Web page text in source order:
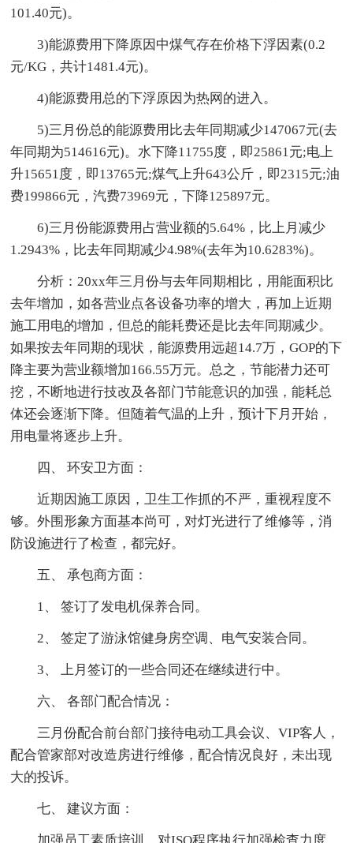
101.40元)。
3)能源费用下降原因中煤气存在价格下浮因素(0.2
元/KG，共计1481.4元)。
4)能源费用总的下浮原因为热网的进入。
5)三月份总的能源费用比去年同期减少147067元(去
年同期为514616元)。水下降11755度，即25861元;电上
升15651度，即13765元;煤气上升643公斤，即2315元;油
费199866元，汽费73969元，下降125897元。
6)三月份能源费用占营业额的5.64%，比上月减少
1.2943%，比去年同期减少4.98%(去年为10.6283%)。
分析：20xx年三月份与去年同期相比，用能面积比
去年增加，如各营业点各设备功率的增大，再加上近期
施工用电的增加，但总的能耗费还是比去年同期减少。
如果按去年同期的现状，能源费用远超14.7万，GOP的下
降主要为营业额增加166.55万元。总之，节能潜力还可
挖，不断地进行技改及各部门节能意识的加强，能耗总
体还会逐渐下降。但随着气温的上升，预计下月开始，
用电量将逐步上升。
四、 环安卫方面：
近期因施工原因，卫生工作抓的不严，重视程度不
够。外围形象方面基本尚可，对灯光进行了维修等，消
防设施进行了检查，都完好。
五、 承包商方面：
1、 签订了发电机保养合同。
2、 签定了游泳馆健身房空调、电气安装合同。
3、 上月签订的一些合同还在继续进行中。
六、 各部门配合情况：
三月份配合前台部门接待电动工具会议、VIP客人，
配合管家部对改造房进行维修，配合情况良好，未出现
大的投诉。
七、 建议方面：